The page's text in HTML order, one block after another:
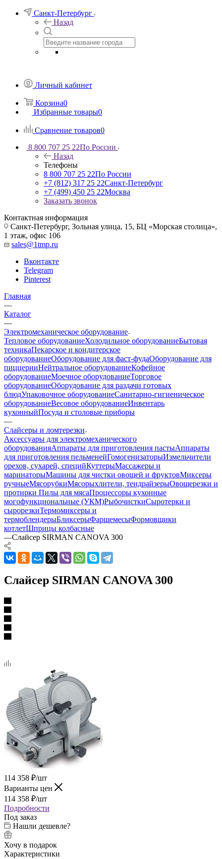
Санкт-Петербург
Назад
Личный кабинет
Корзина0
Избранные товары0
Сравнение товаров0
8 800 707 25 22По России
Назад
Телефоны
8 800 707 25 22По России
+7 (812) 317 25 22Санкт-Петербург
+7 (499) 450 25 22Москва
Заказать звонок
Контактная информация
Санкт-Петербург, Зольная улица, 15, БЦ «Морская столица»,
1 этаж, офис 106
sales@1tmp.ru
Вконтакте
Telegram
Pinterest
Главная
—
Каталог
—
Электромеханическое оборудование
Тепловое оборудованиеХолодильное оборудованиеБытовая
техникаПекарское и кондитерское
оборудованиеОборудование для фаст-фудаОборудование для
пиццерииНейтральное оборудованиеКофейное
оборудованиеМоечное оборудованиеТорговое
оборудованиеОборудование для раздачи готовых
блюдУпаковочное оборудованиеСанитарно-гигиеническое
оборудованиеВесовое оборудованиеИнвентарь
кухонныйПосуда и столовые приборы
—
Слайсеры и ломтерезки
Аксессуары для электромеханического
оборудованияАппараты для приготовления пастыАппараты
для приготовления пельменейГомогенизаторыИзмельчители
орехов, сухарей, специйКуттерыМассажеры и
маринаторыМашины для чистки овощей и фруктовМиксеры
ручныеМясорубкиМясорыхлители, тендрайзерыОвощерезки и
протирки Пилы для мясаПроцессоры кухонные
могофункциональные (УКМ)РыбочисткиСыротерки и
сырорезкиТермомиксеры и
термоблендерыБликсерыФаршемесыФормовщики
котлетШприцы колбасные
—Слайсер SIRMAN CANOVA 300
Слайсер SIRMAN CANOVA 300
114 358 ₽/шт
Варианты цен
114 358 ₽/шт
Подробности
Под заказ
Нашли дешевле?
Хочу в подарок
Характеристики